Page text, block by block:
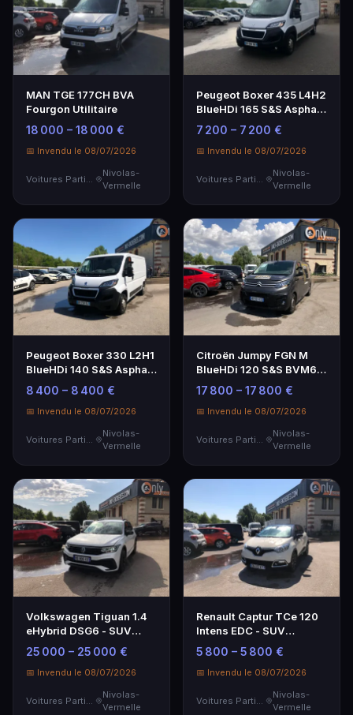
MAN TGE 177CH BVA
Fourgon Utilitaire
18 000 – 18 000 €
📅 Invendu le 08/07/2026
Nivolas-
Vermelle
Peugeot Boxer 435 L4H2
BlueHDi 165 S&S Asphalt
- Utilitaire Spacieux
7 200 – 7 200 €
📅 Invendu le 08/07/2026
Nivolas-
Vermelle
Peugeot Boxer 330 L2H1
BlueHDi 140 S&S Asphalt
- Utilitaire Spacieux
8 400 – 8 400 €
📅 Invendu le 08/07/2026
Voitures Particulières
Nivolas-
Vermelle
Citroën Jumpy FGN M
BlueHDi 120 S&S BVM6 -
Fourgon utilitaire
17 800 – 17 800 €
📅 Invendu le 08/07/2026
Voitures Particulières
Nivolas-
Vermelle
Volkswagen Tiguan 1.4
eHybrid DSG6 - SUV
hybride performant
25 000 – 25 000 €
📅 Invendu le 08/07/2026
Nivolas-
Vermelle
Renault Captur TCe 120
Intens EDC - SUV
Compact Économique
5 800 – 5 800 €
📅 Invendu le 08/07/2026
Nivolas-
Vermelle